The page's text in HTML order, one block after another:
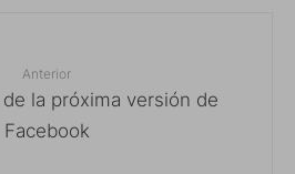
Anterior
la próxima versión de
Facebook